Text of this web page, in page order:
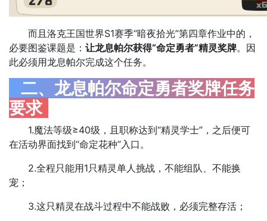
而且洛克王国世界S1赛季“暗夜拾光”第四章作业中的，
必要图鉴课题是： 让龙息帕尔获得“命定勇者”精灵奖牌。因
此必须用龙息帕尔完成这个任务。
二、龙息帕尔命定勇者奖牌任务
要求
1.魔法等级≥40级，且职称达到“精灵学士”，之后便可
在活动界面找到“命定花种”入口。
2.全程只能用1只精灵单人挑战，不能组队、不能换
宠；
3.这只精灵在战斗过程中不能战败，必须完整存活；